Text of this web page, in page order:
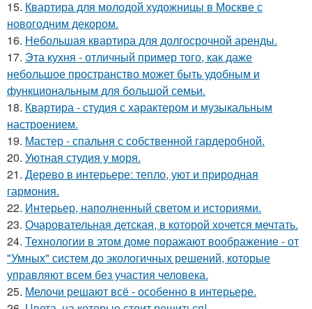
15. Квартира для молодой художницы в Москве с
новогодним декором.
16. Небольшая квартира для долгосрочной аренды.
17. Эта кухня - отличный пример того, как даже
небольшое пространство может быть удобным и
функциональным для большой семьи.
18. Квартира - студия с характером и музыкальным
настроением.
19. Мастер - спальня с собственной гардеробной.
20. Уютная студия у моря.
21. Дерево в интерьере: тепло, уют и природная
гармония.
22. Интерьер, наполненный светом и историями.
23. Очаровательная детская, в которой хочется мечтать.
24. Технологии в этом доме поражают воображение - от
"Умных" систем до экологичных решений, которые
управляют всем без участия человека.
25. Мелочи решают всё - особенно в интерьере.